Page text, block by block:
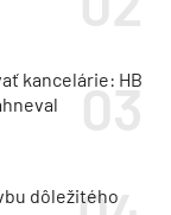
kancelárie: HB
dôležitého